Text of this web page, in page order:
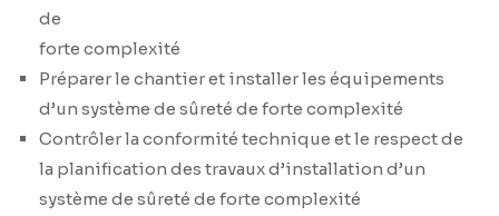
de
forte complexité
Préparer le chantier et installer les équipements
d’un système de sûreté de forte complexité
Contrôler la conformité technique et le respect de
la planification des travaux d’installation d’un
système de sûreté de forte complexité